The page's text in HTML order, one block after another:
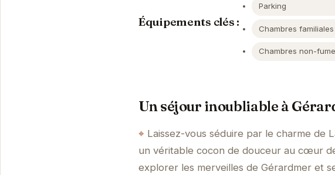
Équipements clés :
Parking
Chambres familiales
Chambres non-
Un séjour inoubliable à
Laissez-vous séduire par le charme de
un véritable cocon de douceur au cœur
explorer les merveilles de Gérardmer et